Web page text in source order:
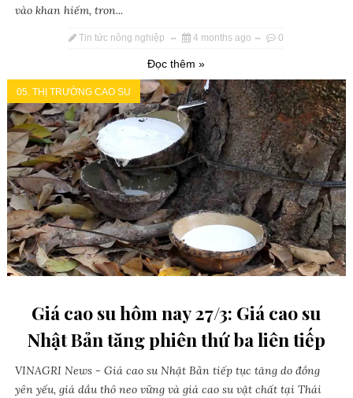
vào khan hiếm, tron...
Tin tức nông nghiệp 4 months ago 0
Đọc thêm »
05. THỊ TRƯỜNG CAO SU
Giá cao su hôm nay 27/3: Giá cao su
Nhật Bản tăng phiên thứ ba liên tiếp
VINAGRI News - Giá cao su Nhật Bản tiếp tục tăng do đồng
yên yếu, giá dầu thô neo vững và giá cao su vật chất tại Thái